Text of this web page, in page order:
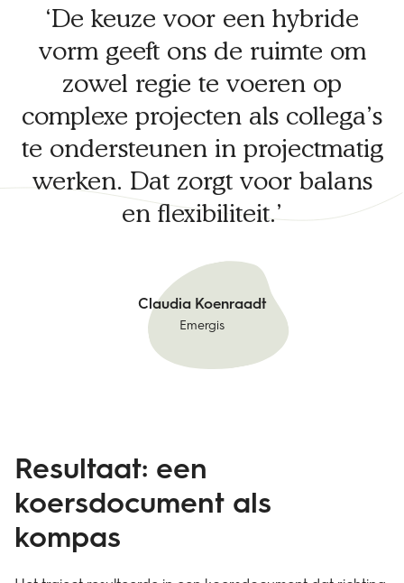
De keuze voor een hybride
vorm geeft ons de ruimte om
zowel regie te voeren op
complexe projecten als collega’s
te ondersteunen in projectmatig
werken. Dat zorgt voor balans
en flexibiliteit.
Claudia Koenraadt
Emergis
​Resultaat: een
koersdocument als
kompas